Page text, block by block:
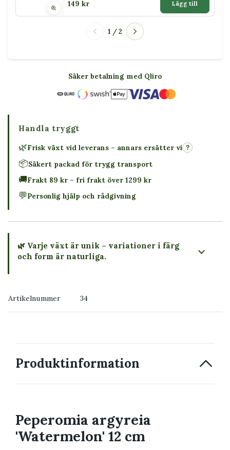
149 kr Lägg till
1 / 2
Säker betalning med Qliro
Handla tryggt
🌿Frisk växt vid leverans – annars ersätter vi ?
📦Säkert packad för trygg transport
🚚Frakt 89 kr – fri frakt över 1299 kr
💬Personlig hjälp och rådgivning
🌿 Varje växt är unik – variationer i färg
och form är naturliga.
Artikelnummer 34
Produktinformation
Peperomia argyreia
'Watermelon' 12 cm